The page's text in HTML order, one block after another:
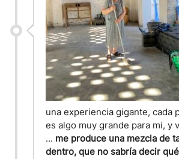
una experiencia gigante, cada
es algo muy grande para mi, y
... me produce una mezcla de
dentro, que no sabría decir